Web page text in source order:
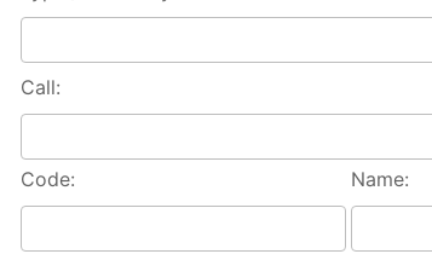
Call:
Code: Name: